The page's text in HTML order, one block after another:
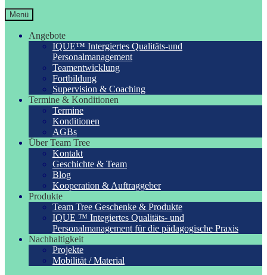
Menü
Angebote
IQUE™ Intergiertes Qualitäts-und
Personalmanagement
Teamentwicklung
Fortbildung
Supervision & Coaching
Termine & Konditionen
Termine
Konditionen
AGBs
Über Team Tree
Kontakt
Geschichte & Team
Blog
Kooperation & Auftraggeber
Produkte
Team Tree Geschenke & Produkte
IQUE ™ Integiertes Qualitäts- und
Personalmanagement für die pädagogische Praxis
Nachhaltigkeit
Projekte
Mobilität / Material